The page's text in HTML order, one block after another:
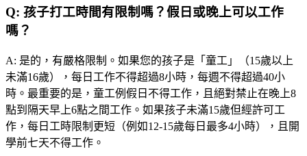
Q: 孩子打工時間有限制嗎？假日或晚上可以工作
嗎？
A: 是的，有嚴格限制。如果您的孩子是「童工」（15歲以上
未滿16歲），每日工作不得超過8小時，每週不得超過40小
時。最重要的是，童工例假日不得工作，且絕對禁止在晚上8
點到隔天早上6點之間工作。如果孩子未滿15歲但經許可工
作，每日工時限制更短（例如12-15歲每日最多4小時），且開
學前七天不得工作。